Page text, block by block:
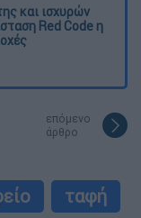
και ισχυρών
Red Code η
επόμενο
άρθρο
ταφή